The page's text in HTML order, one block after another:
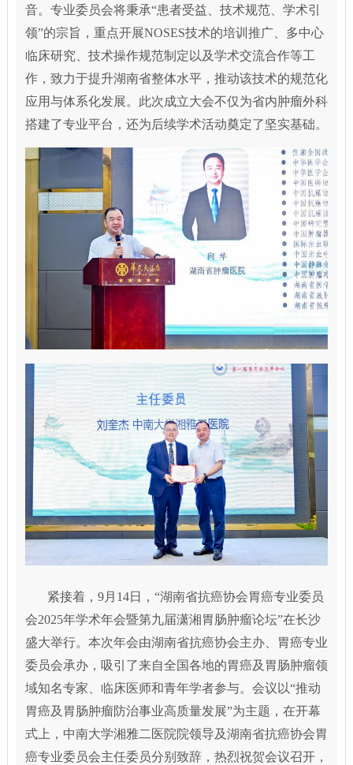
音。专业委员会将秉承“患者受益、技术规范、学术引
领”的宗旨，重点开展NOSES技术的培训推广、多中心
临床研究、技术操作规范制定以及学术交流合作等工
作，致力于提升湖南省整体水平，推动该技术的规范化
应用与体系化发展。此次成立大会不仅为省内肿瘤外科
搭建了专业平台，还为后续学术活动奠定了坚实基础。
紧接着，9月14日，“湖南省抗癌协会胃癌专业委员
会2025年学术年会暨第九届潇湘胃肠肿瘤论坛”在长沙
盛大举行。本次年会由湖南省抗癌协会主办、胃癌专业
委员会承办，吸引了来自全国各地的胃癌及胃肠肿瘤领
域知名专家、临床医师和青年学者参与。会议以“推动
胃癌及胃肠肿瘤防治事业高质量发展”为主题，在开幕
式上，中南大学湘雅二医院院领导及湖南省抗癌协会胃
癌专业委员会主任委员分别致辞，热烈祝贺会议召开，